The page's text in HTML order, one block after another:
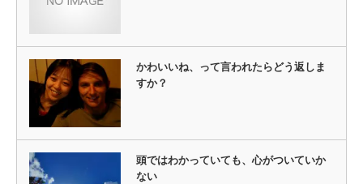
かわいいね、って言われたらどう返しま
すか？
頭ではわかっていても、心がついていか
ない